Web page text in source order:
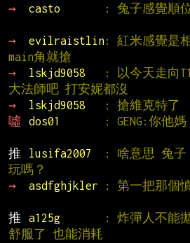
→
casto
: 兔子感覺順
→
evilraistlin: 紅米感覺是
main角就搶
→
lskjd9058
: 以今天走向
大法師吧 打安妮都沒
→
lskjd9058 : 搶維克特了
噓
dos01
: GENG:你他
推
lusifa2007
: 啥意思 兔子
玩嗎？
→
asdfghjkler
: 第一把那個
推
a125g
: 炸彈人不能
舒服了 也能消耗